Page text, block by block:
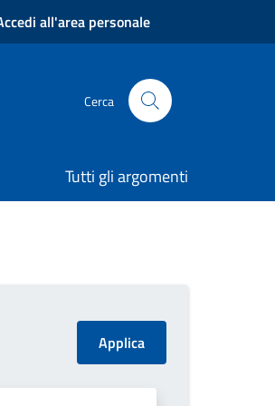
all'area personale
Cerca
Tutti gli argomenti